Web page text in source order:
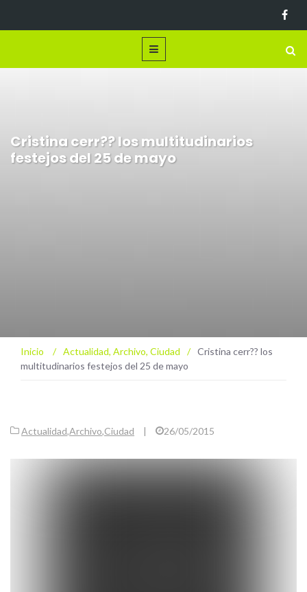
Cristina cerr?? los multitudinarios
festejos del 25 de mayo
Inicio / Actualidad, Archivo, Ciudad / Cristina cerr?? los
multitudinarios festejos del 25 de mayo
Actualidad,Archivo,Ciudad | 26/05/2015